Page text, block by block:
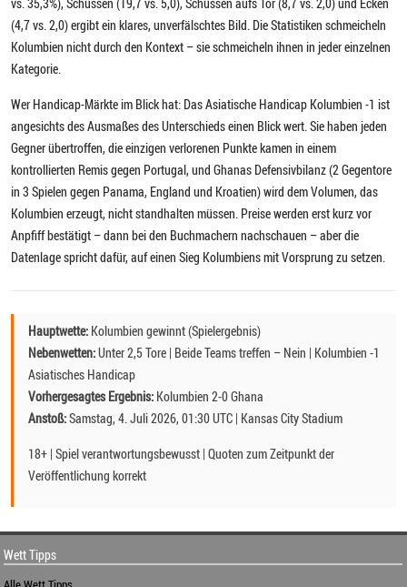
(4,7 vs. 2,0) ergibt ein klares, unverfälschtes Bild. Die Statistiken schmeicheln
Kolumbien nicht durch den Kontext – sie schmeicheln ihnen in jeder einzelnen
Kategorie.
Wer Handicap-Märkte im Blick hat: Das Asiatische Handicap Kolumbien -1 ist
angesichts des Ausmaßes des Unterschieds einen Blick wert. Sie haben jeden
Gegner übertroffen, die einzigen verlorenen Punkte kamen in einem
kontrollierten Remis gegen Portugal, und Ghanas Defensivbilanz (2 Gegentore
in 3 Spielen gegen Panama, England und Kroatien) wird dem Volumen, das
Kolumbien erzeugt, nicht standhalten müssen. Preise werden erst kurz vor
Anpfiff bestätigt – dann bei den Buchmachern nachschauen – aber die
Datenlage spricht dafür, auf einen Sieg Kolumbiens mit Vorsprung zu setzen.
Hauptwette:Kolumbien gewinnt (Spielergebnis)
Nebenwetten:Unter 2,5 Tore | Beide Teams treffen – Nein | Kolumbien -1
Asiatisches Handicap
Vorhergesagtes Ergebnis:Kolumbien 2-0 Ghana
Anstoß:Samstag, 4. Juli 2026, 01:30 UTC | Kansas City Stadium
18+ | Spiel verantwortungsbewusst | Quoten zum Zeitpunkt der
Veröffentlichung korrekt
Wett Tipps